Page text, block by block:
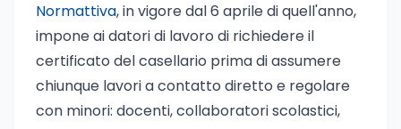
Normattiva, in vigore dal 6 aprile di quell'anno,
impone ai datori di lavoro di richiedere il
certificato del casellario prima di assumere
chiunque lavori a contatto diretto e regolare
con minori: docenti, collaboratori scolastici,